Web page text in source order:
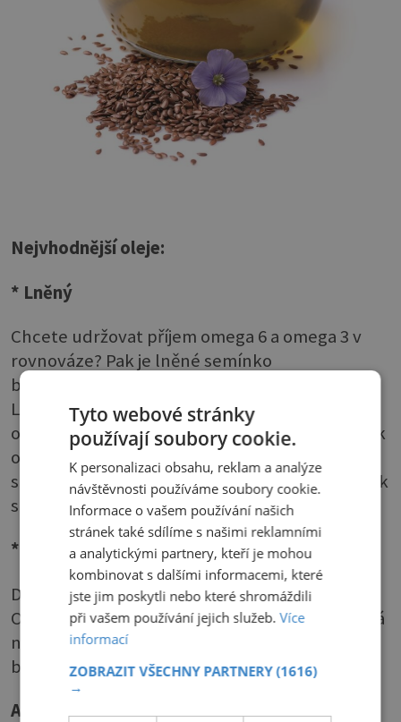
Nejvhodnější oleje:
* Lněný
Chcete udržovat příjem omega 6 a omega 3 v
rovnováze? Pak je lněné semínko
bezkonkurenčně nejlepším prostředkem.
Lněný olej má vysoký obsah (kolem 57 %)
omega 3 tuků. Bohužel je však velmi náchylný k
oxidaci čili žluknutí, a to zvláště lisovaný za
studena. Proto je vhodnější zařadit na jídelníček
spíše lněné semínko.
* Řepkový
Druhá nejlepší volba, pokud jde o omega 3.
Obsahuje 10 % tohoto typu tuků a současně má
nejméně nasycených mastných kyselin z
běžných olejů na trhu.
Antioxidanty: Ovoce a zelenina
Tyto webové stránky
používají soubory cookie.
K personalizaci obsahu, reklam a analýze
návštěvnosti používáme soubory cookie.
Informace o vašem používání našich
stránek také sdílíme s našimi reklamními
a analytickými partnery, kteří je mohou
kombinovat s dalšími informacemi, které
jste jim poskytli nebo které shromáždili
při vašem používání jejich služeb.Více
informací
ZOBRAZIT VŠECHNY PARTNERY(1616)
→